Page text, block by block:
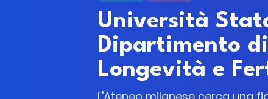
Università
Dipartimento
Longevità e